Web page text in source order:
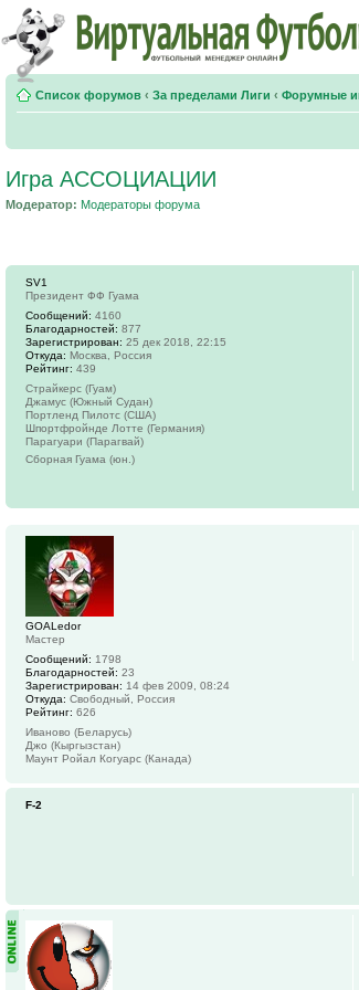
Список форумов ‹ За пределами Лиги ‹ Форумные
Игра АССОЦИАЦИИ
Модератор: Модераторы форума
SV1
Президент ФФ Гуама
Сообщений: 4160
Благодарностей: 877
Зарегистрирован: 25 дек 2018, 22:15
Откуда: Москва, Россия
Рейтинг: 439
Страйкерс (Гуам)
Джамус (Южный Судан)
Портленд Пилотс (США)
Шпортфройнде Лотте (Германия)
Парагуари (Парагвай)
Сборная Гуама (юн.)
GOALedor
Мастер
Сообщений: 1798
Благодарностей: 23
Зарегистрирован: 14 фев 2009, 08:24
Откуда: Свободный, Россия
Рейтинг: 626
Иваново (Беларусь)
Джо (Кыргызстан)
Маунт Ройал Когуарс (Канада)
F-2